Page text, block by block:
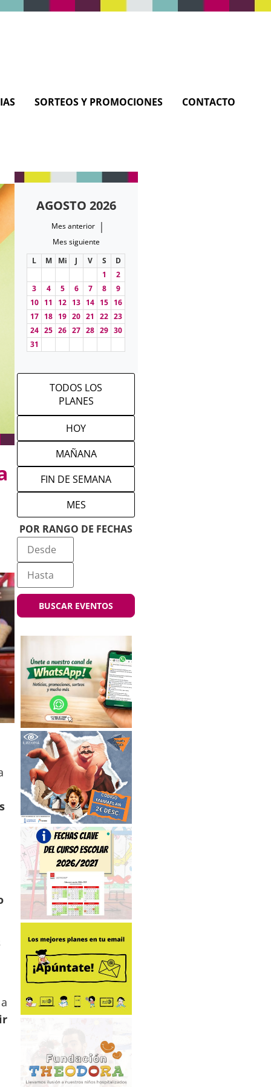
SORTEOS Y PROMOCIONES CONTACTO
AGOSTO 2026
Mes anterior |
Mes siguiente
L
M Mi J V S
D
1
2
3
4 5 6 7 8
9
10 11 12 13 14 15 16
17 18 19 20 21 22 23
24 25 26 27 28 29 30
31
TODOS LOS
PLANES
HOY
MAÑANA
FIN DE SEMANA
MES
POR RANGO DE FECHAS
BUSCAR EVENTOS